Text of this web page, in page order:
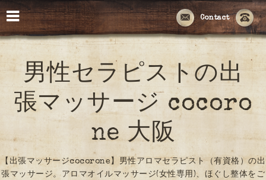
Contact
男性セラピストの出
張マッサージ cocoro
ne 大阪
【出張マッサージcocorone】男性アロマセラピスト（有資格）の出
張マッサージ。アロマオイルマッサージ(女性専用)、ほぐし整体をご